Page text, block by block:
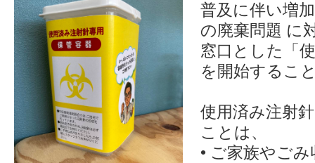
普及に伴い増
の廃棄問題 に
窓口とした「
を開始するこ
使用済み注射
ことは、
• ご家族やご